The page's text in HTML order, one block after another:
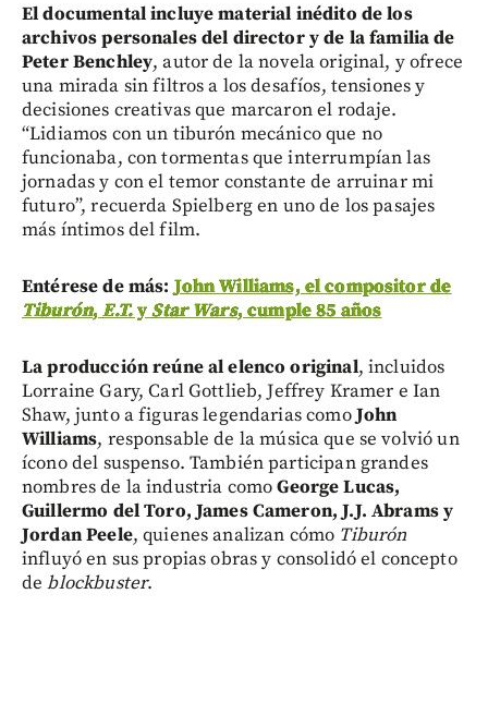
El documental incluye material inédito de los
archivos personales del director y de la familia de
Peter Benchley, autor de la novela original, y ofrece
una mirada sin filtros a los desafíos, tensiones y
decisiones creativas que marcaron el rodaje.
“Lidiamos con un tiburón mecánico que no
funcionaba, con tormentas que interrumpían las
jornadas y con el temor constante de arruinar mi
futuro”, recuerda Spielberg en uno de los pasajes
más íntimos del film.
Entérese de más:John Williams, el compositor de
Tiburón,E.T.yStar Wars, cumple 85 años
La producción reúne al elenco original, incluidos
Lorraine Gary, Carl Gottlieb, Jeffrey Kramer e Ian
Shaw, junto a figuras legendarias comoJohn
Williams, responsable de la música que se volvió un
ícono del suspenso. También participan grandes
nombres de la industria comoGeorge Lucas,
Guillermo del Toro, James Cameron, J.J. Abrams y
Jordan Peele, quienes analizan cómo Tiburón
influyó en sus propias obras y consolidó el concepto
deblockbuster.